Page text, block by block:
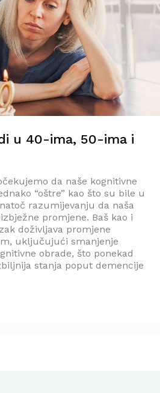
u 40-ima, 50-ima i
da naše kognitivne
“oštre” kao što su bile u
razumijevanju da naša
promjene. Baš kao i
doživljava promjene
uključujući smanjenje
obrade, što ponekad
stanja poput demencije